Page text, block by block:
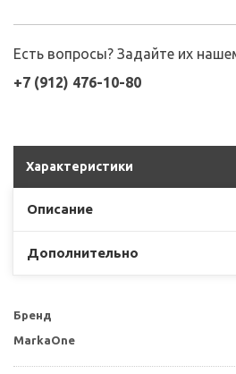
Есть вопросы? Задайте их
+7 (912) 476-10-80
Характеристики
Описание
Дополнительно
Бренд
MarkaOne